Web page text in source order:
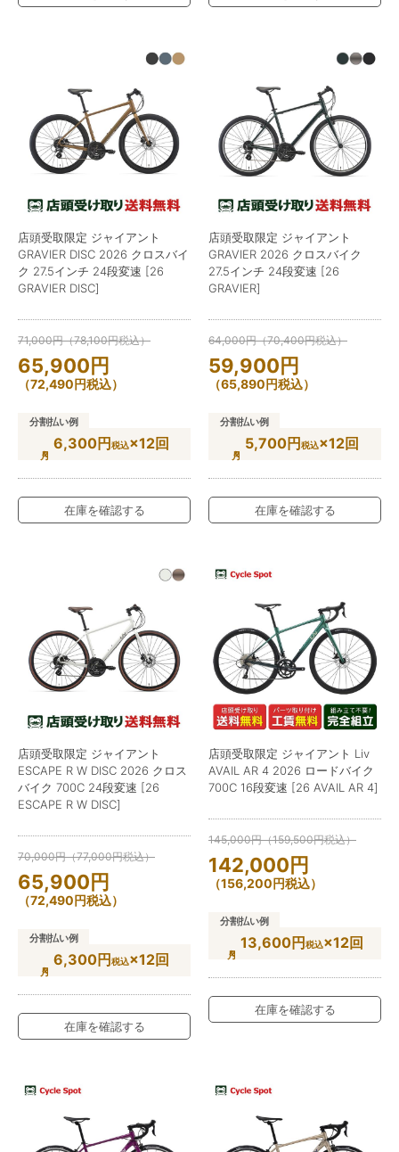
店頭受取限定 ジャイアント
GRAVIER DISC 2026 クロスバイ
ク 27.5インチ 24段変速 [26
GRAVIER DISC]
71,000円（78,100円税込）
65,900円
（72,490円税込）
分割払い例
6,300円税込×12回
在庫を確認する
店頭受取限定 ジャイアント
GRAVIER 2026 クロスバイク
27.5インチ 24段変速 [26
GRAVIER]
64,000円（70,400円税込）
59,900円
（65,890円税込）
分割払い例
5,700円税込×12回
在庫を確認する
店頭受取限定 ジャイアント
ESCAPE R W DISC 2026 クロス
バイク 700C 24段変速 [26
ESCAPE R W DISC]
70,000円（77,000円税込）
65,900円
（72,490円税込）
分割払い例
6,300円税込×12回
在庫を確認する
店頭受取限定 ジャイアント Liv
AVAIL AR 4 2026 ロードバイク
700C 16段変速 [26 AVAIL AR 4]
145,000円（159,500円税込）
142,000円
（156,200円税込）
分割払い例
13,600円税込×12回
在庫を確認する